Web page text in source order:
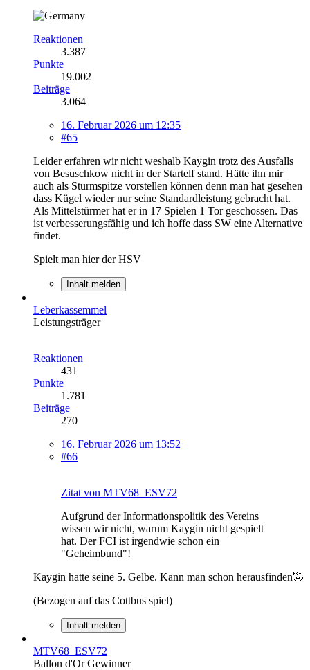
Reaktionen
3.387
Punkte
19.002
Beiträge
3.064
16. Februar 2026 um 12:35
#65
Leider erfahren wir nicht weshalb Kaygin trotz des Ausfalls
von Besuschkow nicht in der Startelf stand. Hätte ihn mir
auch als Sturmspitze vorstellen können denn man hat gesehen
dass Kügel wieder nur seine Standardleistung gebracht hat.
Als Mittelstürmer hat er in 17 Spielen 1 Tor geschossen. Das
ist verbesserungsfähig und ich hoffe dass SW eine Alternative
findet.
Spielt man hier der HSV
Inhalt melden
Leberkassemmel
Leistungsträger
Reaktionen
431
Punkte
1.781
Beiträge
270
16. Februar 2026 um 13:52
#66
Zitat von MTV68_ESV72
Aufgrund der Informationspolitik des Vereins
wissen wir nicht, warum Kaygin nicht gespielt
hat. Der FCI ist irgendwie schon ein
"Geheimbund"!
Kaygin hatte seine 5. Gelbe. Kann man schon herausfinden🤣
(Bezogen auf das Cottbus spiel)
Inhalt melden
MTV68_ESV72
Ballon d'Or Gewinner